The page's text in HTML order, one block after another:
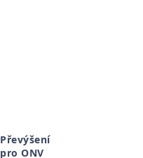
Převýšení
pro ONV